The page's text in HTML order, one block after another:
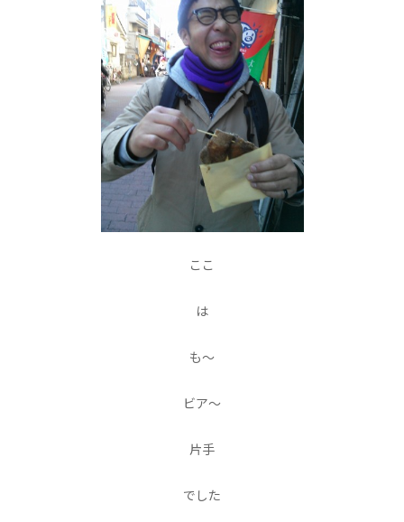
ここ
は
も〜
ビア〜
片手
でした